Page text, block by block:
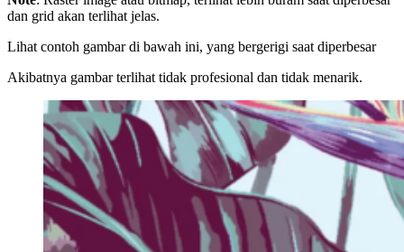
dan grid akan terlihat jelas.
Lihat contoh gambar di bawah ini, yang bergerigi saat diperbesar
Akibatnya gambar terlihat tidak profesional dan tidak menarik.